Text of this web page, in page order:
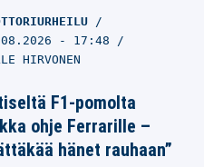
- 17:48
HIRVONEN
F1-pomolta
ohje Ferrarille –
hänet rauhaan”